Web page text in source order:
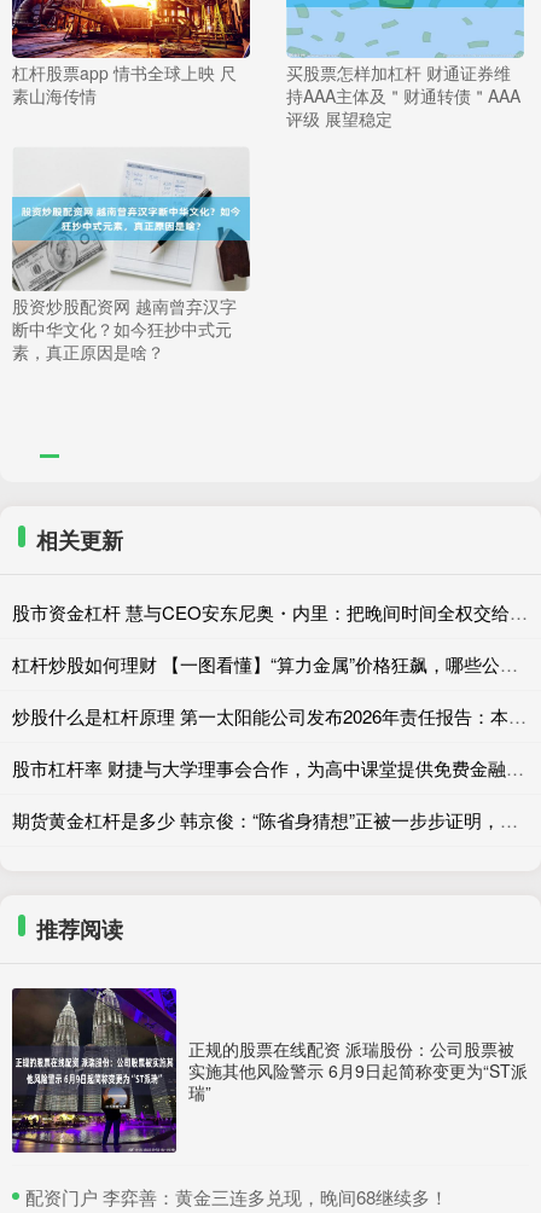
杠杆股票app 情书全球上映 尺
素山海传情
买股票怎样加杠杆 财通证券维
持AAA主体及＂财通转债＂AAA
评级 展望稳定
股资炒股配资网 越南曾弃汉字
断中华文化？如今狂抄中式元
素，真正原因是啥？
相关更新
股市资金杠杆 慧与CEO安东尼奥・内里：把晚间时间全权交给团队
杠杆炒股如何理财 【一图看懂】“算力金属”价格狂飙，哪些公司受益？
炒股什么是杠杆原理 第一太阳能公司发布2026年责任报告：本土制造创造多重价值
股市杠杆率 财捷与大学理事会合作，为高中课堂提供免费金融工具与资源
期货黄金杠杆是多少 韩京俊：“陈省身猜想”正被一步步证明，有理由期待完全在本土培养出菲奖得主
推荐阅读
正规的股票在线配资 派瑞股份：公司股票被
实施其他风险警示 6月9日起简称变更为“ST派
瑞”
​配资门户 李弈善：黄金三连多兑现，晚间68继续多！